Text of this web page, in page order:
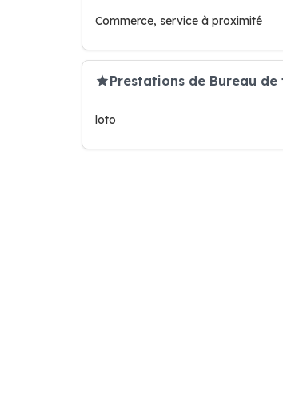
Commerce, service à proximité
Prestations de Bureau de
loto